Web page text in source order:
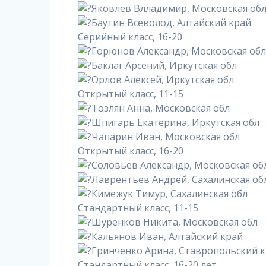
Яковлев Влладимир, Московская обл
Баутин Всеволод, Алтайский край
Серийный класс, 16-20
Горюнов Александр, Московская обл
Баклаг Арсений, Иркутская обл
Орлов Алексей, Иркутская обл
Открытый класс, 11-15
Тозлян Анна, Московская обл
Шпигарь Екатерина, Иркутская обл
Чапарин Иван, Московская обл
Открытый класс, 16-20
Соловьев Александр, Московская
Лаврентьев Андрей, Сахалинская
Кимежук Тимур, Сахалинская обл
Стандартный класс, 11-15
Шуренков Никита, Московская обл
Кальянов Иван, Алтайский край
Гринченко Арина, Ставропольский